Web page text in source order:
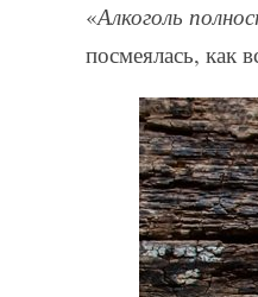
«Алкоголь
посмеялась, как